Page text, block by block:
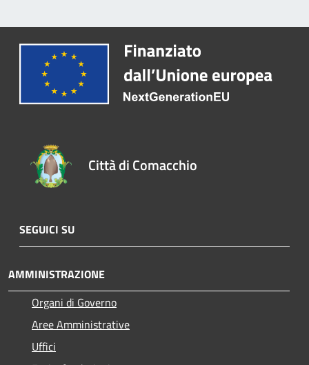
Città di Comacchio
SEGUICI SU
AMMINISTRAZIONE
Organi di Governo
Aree Amministrative
Uffici